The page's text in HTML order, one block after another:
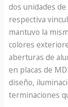
dos unidades
respectiva
mantuvo la
colores
aberturas de
en placas de
diseño,
terminaciones